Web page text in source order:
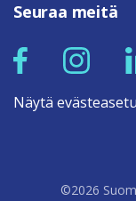
Seuraa meitä
Näytä
©2026